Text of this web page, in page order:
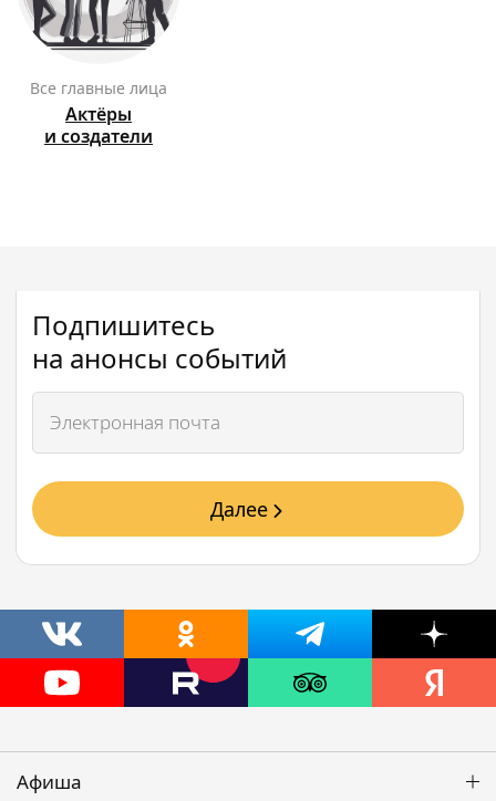
Все главные лица
Актёры
и создатели
Подпишитесь
на анонсы событий
Далее
Афиша